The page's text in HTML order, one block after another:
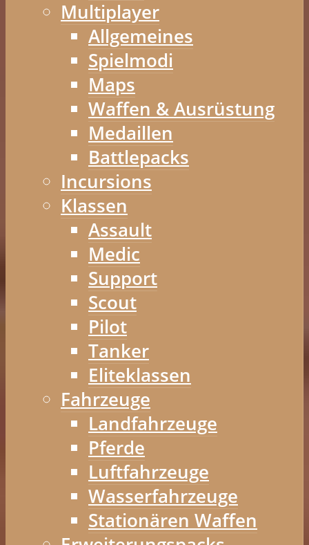
Multiplayer
Allgemeines
Spielmodi
Maps
Waffen & Ausrüstung
Medaillen
Battlepacks
Incursions
Klassen
Assault
Medic
Support
Scout
Pilot
Tanker
Eliteklassen
Fahrzeuge
Landfahrzeuge
Pferde
Luftfahrzeuge
Wasserfahrzeuge
Stationären Waffen